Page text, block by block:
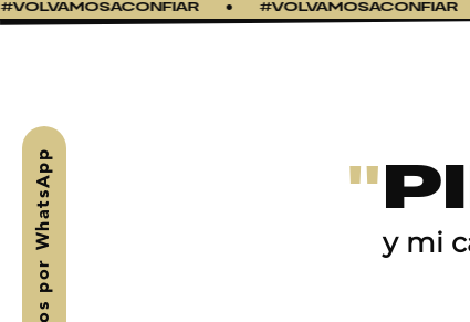
● #VOLVAMOSACONFIAR ●
"
y mi